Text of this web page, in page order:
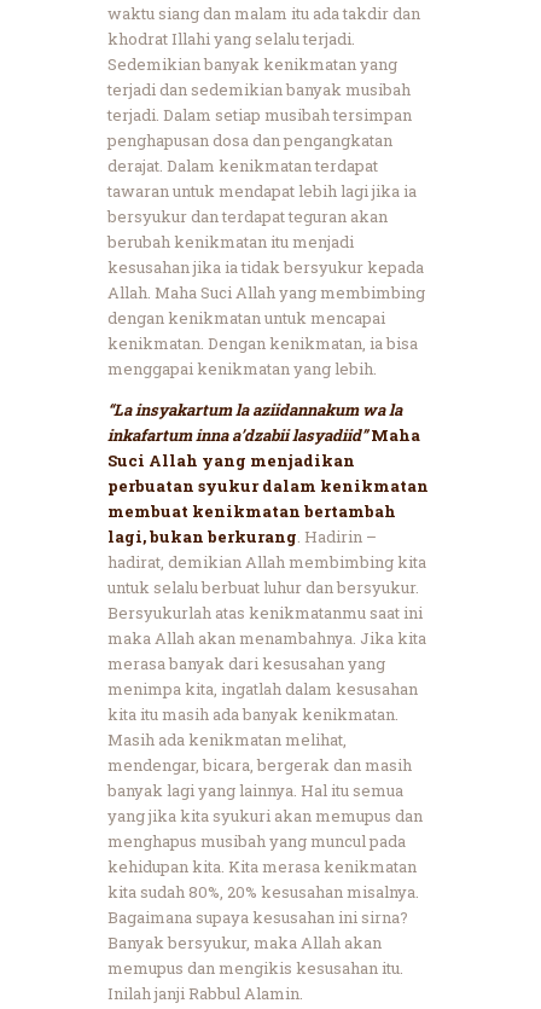
waktu siang dan malam itu ada takdir dan
khodrat Illahi yang selalu terjadi.
Sedemikian banyak kenikmatan yang
terjadi dan sedemikian banyak musibah
terjadi. Dalam setiap musibah tersimpan
penghapusan dosa dan pengangkatan
derajat. Dalam kenikmatan terdapat
tawaran untuk mendapat lebih lagi jika ia
bersyukur dan terdapat teguran akan
berubah kenikmatan itu menjadi
kesusahan jika ia tidak bersyukur kepada
Allah. Maha Suci Allah yang membimbing
dengan kenikmatan untuk mencapai
kenikmatan. Dengan kenikmatan, ia bisa
menggapai kenikmatan yang lebih.
“La insyakartum la aziidannakum wa la
inkafartum inna a’dzabii lasyadiid”Maha
Suci Allah yang menjadikan
perbuatan syukur dalam kenikmatan
membuat kenikmatan bertambah
lagi, bukan berkurang. Hadirin –
hadirat, demikian Allah membimbing kita
untuk selalu berbuat luhur dan bersyukur.
Bersyukurlah atas kenikmatanmu saat ini
maka Allah akan menambahnya. Jika kita
merasa banyak dari kesusahan yang
menimpa kita, ingatlah dalam kesusahan
kita itu masih ada banyak kenikmatan.
Masih ada kenikmatan melihat,
mendengar, bicara, bergerak dan masih
banyak lagi yang lainnya. Hal itu semua
yang jika kita syukuri akan memupus dan
menghapus musibah yang muncul pada
kehidupan kita. Kita merasa kenikmatan
kita sudah 80%, 20% kesusahan misalnya.
Bagaimana supaya kesusahan ini sirna?
Banyak bersyukur, maka Allah akan
memupus dan mengikis kesusahan itu.
Inilah janji Rabbul Alamin.